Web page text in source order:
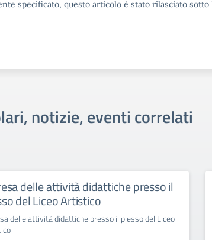
specificato, questo articolo è stato rilasciato
notizie, eventi correlati
delle attività didattiche presso il
del Liceo Artistico
delle attività didattiche presso il plesso del Liceo